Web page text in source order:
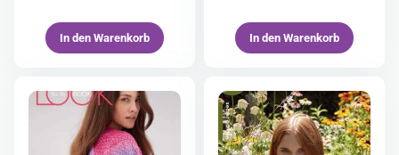
In den Warenkorb In den Warenkorb